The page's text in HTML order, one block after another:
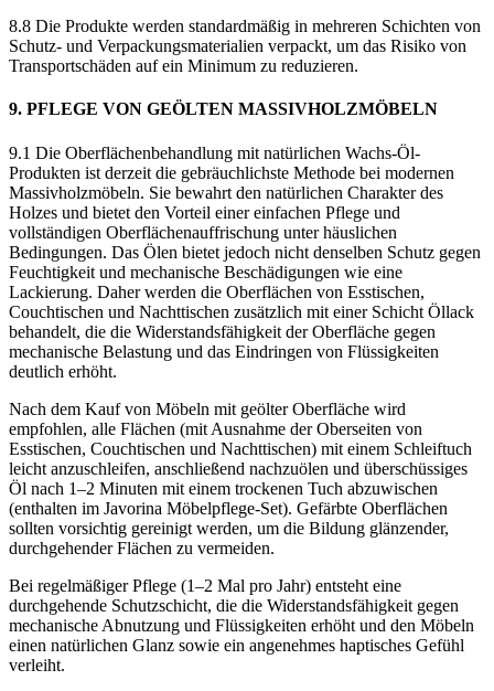
8.8 Die Produkte werden standardmäßig in mehreren Schichten von
Schutz- und Verpackungsmaterialien verpackt, um das Risiko von
Transportschäden auf ein Minimum zu reduzieren.
9. PFLEGE VON GEÖLTEN MASSIVHOLZMÖBELN
9.1 Die Oberflächenbehandlung mit natürlichen Wachs-Öl-
Produkten ist derzeit die gebräuchlichste Methode bei modernen
Massivholzmöbeln. Sie bewahrt den natürlichen Charakter des
Holzes und bietet den Vorteil einer einfachen Pflege und
vollständigen Oberflächenauffrischung unter häuslichen
Bedingungen. Das Ölen bietet jedoch nicht denselben Schutz gegen
Feuchtigkeit und mechanische Beschädigungen wie eine
Lackierung. Daher werden die Oberflächen von Esstischen,
Couchtischen und Nachttischen zusätzlich mit einer Schicht Öllack
behandelt, die die Widerstandsfähigkeit der Oberfläche gegen
mechanische Belastung und das Eindringen von Flüssigkeiten
deutlich erhöht.
Nach dem Kauf von Möbeln mit geölter Oberfläche wird
empfohlen, alle Flächen (mit Ausnahme der Oberseiten von
Esstischen, Couchtischen und Nachttischen) mit einem Schleiftuch
leicht anzuschleifen, anschließend nachzuölen und überschüssiges
Öl nach 1–2 Minuten mit einem trockenen Tuch abzuwischen
(enthalten im Javorina Möbelpflege-Set). Gefärbte Oberflächen
sollten vorsichtig gereinigt werden, um die Bildung glänzender,
durchgehender Flächen zu vermeiden.
Bei regelmäßiger Pflege (1–2 Mal pro Jahr) entsteht eine
durchgehende Schutzschicht, die die Widerstandsfähigkeit gegen
mechanische Abnutzung und Flüssigkeiten erhöht und den Möbeln
einen natürlichen Glanz sowie ein angenehmes haptisches Gefühl
verleiht.